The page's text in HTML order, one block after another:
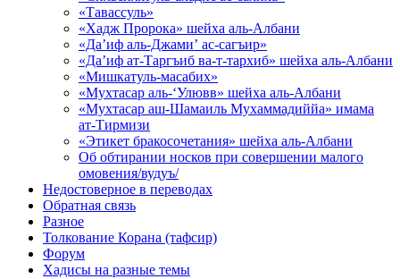
«Тавассуль»
«Хадж Пророка» шейха аль-Албани
«Да’иф аль-Джами’ ас-сагъир»
«Да’иф ат-Таргъиб ва-т-тархиб» шейха аль-Албани
«Мишкатуль-масабих»
«Мухтасар аль-‘Улювв» шейха аль-Албани
«Мухтасар аш-Шамаиль Мухаммадиййа» имама
ат-Тирмизи
«Этикет бракосочетания» шейха аль-Албани
Об обтирании носков при совершении малого
омовения/вудуъ/
Недостоверное в переводах
Обратная связь
Разное
Толкование Корана (тафсир)
Форум
Хадисы на разные темы